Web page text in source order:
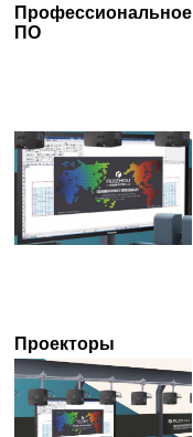
Профессиональное
ПО
Проекторы